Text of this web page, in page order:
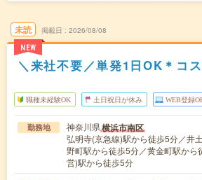
未読
NEW
掲載日 2026/08/08
＼来社不要／単発1日OK＊コ
職種未経験OK 土日祝日が休み WEB登録
勤務地 神奈川県横浜市南区
弘明寺(京急線)駅から徒歩5分／井
野町駅から徒歩5分／黄金町駅から
営)駅から徒歩5分